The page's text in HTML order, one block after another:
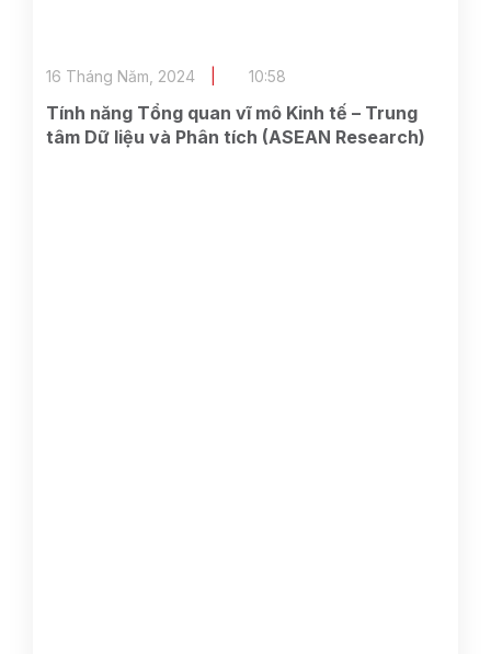
Tính năng Tổng quan vĩ mô Kinh tế – Trung
tâm Dữ liệu và Phân tích (ASEAN Research)
16 Tháng Năm, 2024 10:58